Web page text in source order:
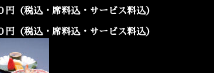
円（税込・席料込・サービス料込）
円（税込・席料込・サービス料込）